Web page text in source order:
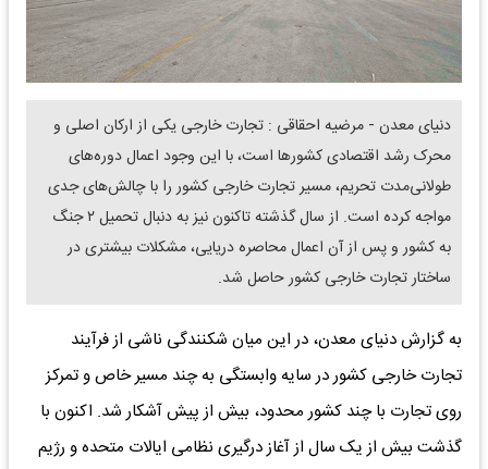
دنیای معدن - مرضیه احقاقی : تجارت خارجی یکی از ارکان اصلی و
محرک رشد اقتصادی کشورها است، با این وجود اعمال دوره‌های
طولانی‌مدت تحریم، مسیر تجارت خارجی کشور را با چالش‌های جدی
مواجه کرده است. از سال گذشته تاکنون نیز به دنبال تحمیل ۲ جنگ
به کشور و پس از آن اعمال محاصره دریایی، مشکلات بیشتری در
ساختار تجارت خارجی کشور حاصل شد.
به گزارش دنیای معدن، در این میان شکنندگی ناشی از فرآیند
تجارت خارجی کشور در سایه وابستگی به چند مسیر خاص و تمرکز
روی تجارت با چند کشور محدود، بیش از پیش آشکار شد. اکنون با
گذشت بیش از یک سال از آغاز درگیری نظامی ایالات متحده و رژیم